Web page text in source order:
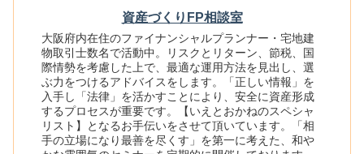
資産づくりFP相談室
大阪府内在住のファイナンシャルプランナー・宅地建
物取引士数名で活動中。リスクとリターン、節税、国
際情勢を考慮した上で、最適な運用方法を見出し、選
ぶ力をつけるアドバイスをします。「正しい情報」を
入手し「法律」を活かすことにより、安全に資産形成
するプロセスが重要です。【いえとおかねのスペシャ
リスト】となるお手伝いをさせて頂いています。「相
手の立場になり最善を尽くす」を第一に考えた、和や